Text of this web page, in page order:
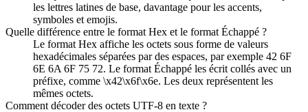
les lettres latines de base, davantage pour les accents,
symboles et emojis.
Quelle différence entre le format Hex et le format Échappé ?
Le format Hex affiche les octets sous forme de valeurs
hexadécimales séparées par des espaces, par exemple 42 6F
6E 6A 6F 75 72. Le format Échappé les écrit collés avec un
préfixe, comme \x42\x6f\x6e. Les deux représentent les
mêmes octets.
Comment décoder des octets UTF-8 en texte ?